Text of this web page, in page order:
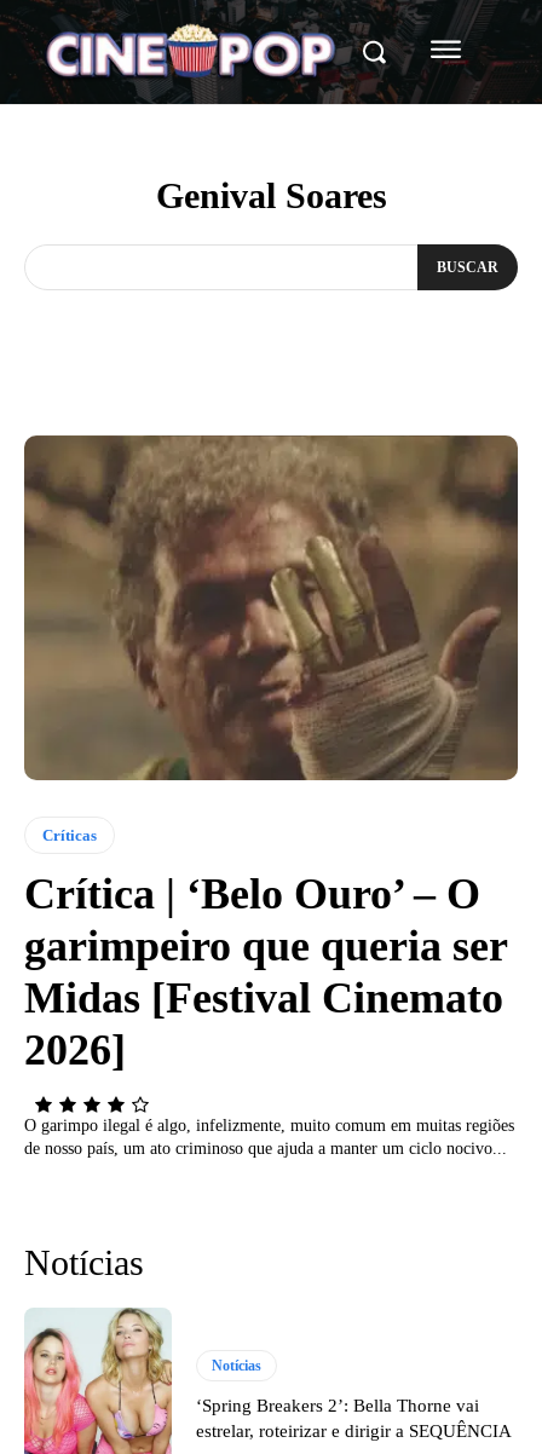
Genival Soares
BUSCAR
Críticas
Crítica | ‘Belo Ouro’ – O
garimpeiro que queria ser
Midas [Festival Cinemato
2026]
O garimpo ilegal é algo, infelizmente, muito comum em muitas regiões
de nosso país, um ato criminoso que ajuda a manter um ciclo nocivo...
Notícias
Notícias
‘Spring Breakers 2’: Bella Thorne vai
estrelar, roteirizar e dirigir a SEQUÊNCIA